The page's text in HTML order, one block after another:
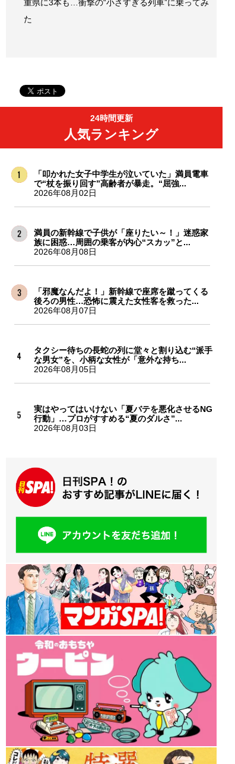
重県に3本も…衝撃の“小さすぎる列車”に乗ってみ
た
24時間更新
人気ランキング
「叩かれた女子中学生が泣いていた」満員電車
で“杖を振り回す”高齢者が暴走。“屈強...
2026年08月02日
満員の新幹線で子供が「座りたい～！」迷惑家
族に困惑…周囲の乗客が内心“スカッ”と...
2026年08月08日
「邪魔なんだよ！」新幹線で座席を蹴ってくる
後ろの男性…恐怖に震えた女性客を救った...
2026年08月07日
タクシー待ちの長蛇の列に堂々と割り込む“派手
な男女”を、小柄な女性が「意外な持ち...
2026年08月05日
実はやってはいけない「夏バテを悪化させるNG
行動」…プロがすすめる“夏のダルさ”...
2026年08月03日